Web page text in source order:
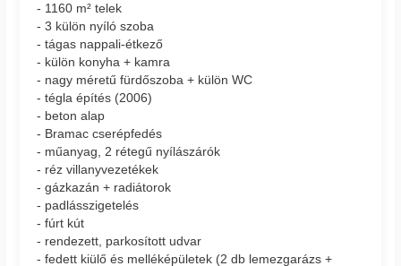
- 1160 m² telek
- 3 külön nyíló szoba
- tágas nappali-étkező
- külön konyha + kamra
- nagy méretű fürdőszoba + külön WC
- tégla építés (2006)
- beton alap
- Bramac cserépfedés
- műanyag, 2 rétegű nyílászárók
- réz villanyvezetékek
- gázkazán + radiátorok
- padlásszigetelés
- fúrt kút
- rendezett, parkosított udvar
- fedett kiülő és melléképületek (2 db lemezgarázs +